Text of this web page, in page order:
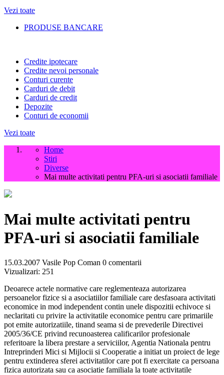
Vezi toate
PRODUSE BANCARE
Credite ipotecare
Credite nevoi personale
Conturi curente
Carduri de debit
Carduri de credit
Depozite
Conturi de economii
Vezi toate
Home
Stiri
Diverse
Mai multe activitati pentru PFA-uri si asociatii familiale
Mai multe activitati pentru
PFA-uri si asociatii familiale
15.03.2007 Vasile Pop Coman 0 comentarii
Vizualizari: 251
Deoarece actele normative care reglementeaza autorizarea
persoanelor fizice si a asociatiilor familiale care desfasoara activitati
economice in mod independent contin unele dispozitii echivoce si
neclaritati cu privire la activitatile economice pentru care primariile
pot emite autorizatiile, tinand seama si de prevederile Directivei
2005/36/CE privind recunoasterea calificarilor profesionale
referitoare la libera prestare a serviciilor, Agentia Nationala pentru
Intreprinderi Mici si Mijlocii si Cooperatie a initiat un proiect de lege
pentru extinderea sferei activitatilor care pot fi exercitate ca persoana
fizica autorizata sau ca asociatie familiala la toate activitatile